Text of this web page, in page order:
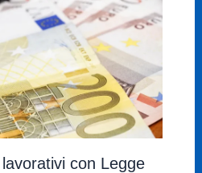
con Legge